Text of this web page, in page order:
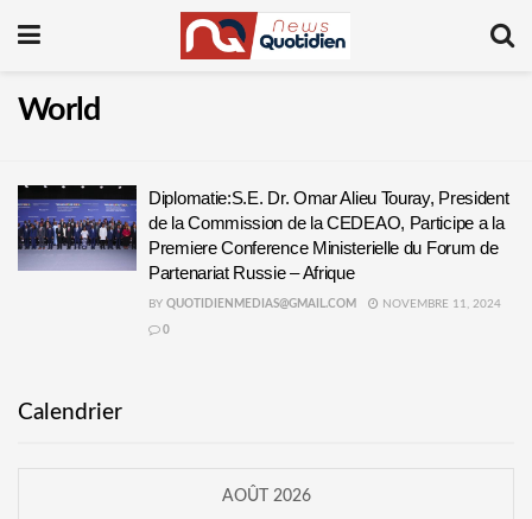
World
Diplomatie:S.E. Dr. Omar Alieu Touray, President
de la Commission de la CEDEAO, Participe a la
Premiere Conference Ministerielle du Forum de
Partenariat Russie – Afrique
BY QUOTIDIENMEDIAS@GMAIL.COM NOVEMBRE 11, 2024
0
Calendrier
AOÛT 2026